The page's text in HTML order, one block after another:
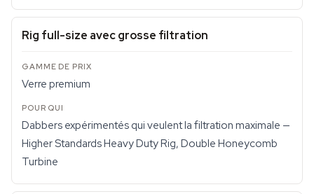
Rig full-size avec grosse filtration
Verre premium
Dabbers expérimentés qui veulent la filtration maximale —
Higher Standards Heavy Duty Rig, Double Honeycomb
Turbine